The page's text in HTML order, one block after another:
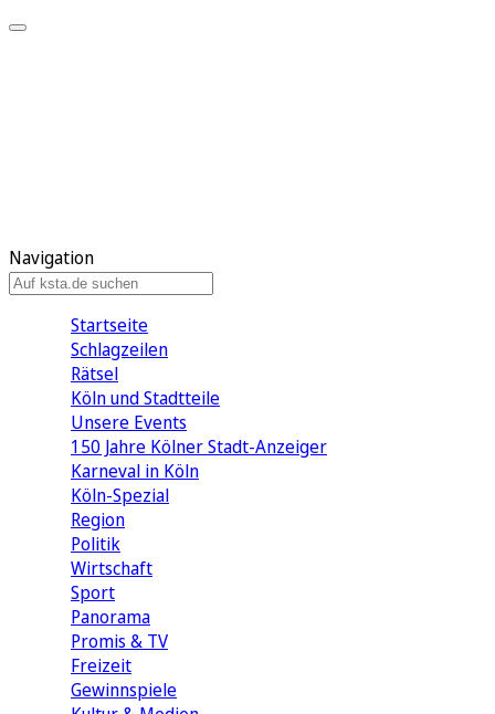
Navigation
Startseite
Schlagzeilen
Rätsel
Köln und Stadtteile
Unsere Events
150 Jahre Kölner Stadt-Anzeiger
Karneval in Köln
Köln-Spezial
Region
Politik
Wirtschaft
Sport
Panorama
Promis & TV
Freizeit
Gewinnspiele